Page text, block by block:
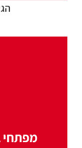
מפתחי COBOL בסביבות MF/AS400